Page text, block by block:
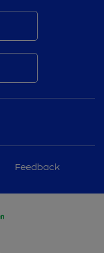
Feedback